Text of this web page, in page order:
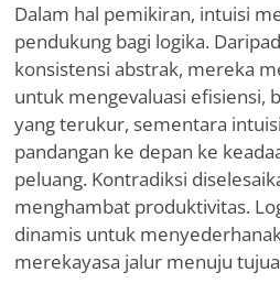
Dalam hal pemikiran, intuisi
pendukung bagi logika.
konsistensi abstrak, mereka
untuk mengevaluasi efisiensi,
yang terukur, sementara
pandangan ke depan ke
peluang. Kontradiksi
menghambat produktivitas.
dinamis untuk
merekayasa jalur menuju